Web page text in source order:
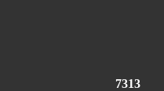
7313